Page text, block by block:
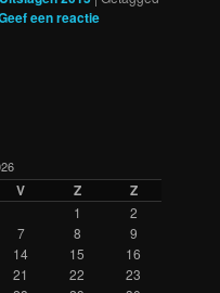
een reactie
V Z Z
1
2
7 8
9
14 15
16
21 22
23